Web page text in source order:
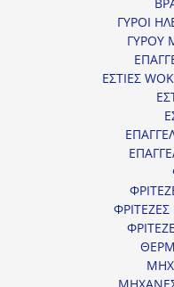
ΓΥΡΟΙ
ΓΥΡΟΥ
ΕΣΤΙΕΣ